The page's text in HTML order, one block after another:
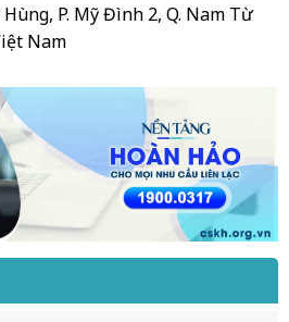
P. Mỹ Đình 2, Q. Nam Từ
Nam